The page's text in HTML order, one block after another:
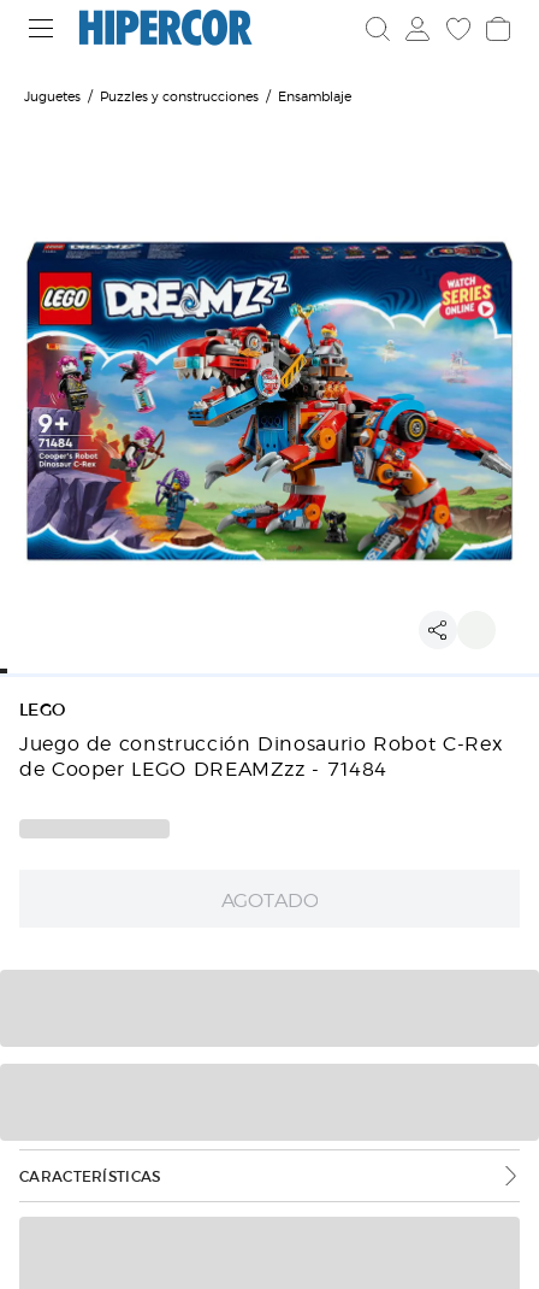
Juguetes Puzzles y construcciones Ensamblaje
LEGO
Juego de construcción Dinosaurio Robot C-Rex
de Cooper LEGO DREAMZzz - 71484
AGOTADO
CARACTERÍSTICAS